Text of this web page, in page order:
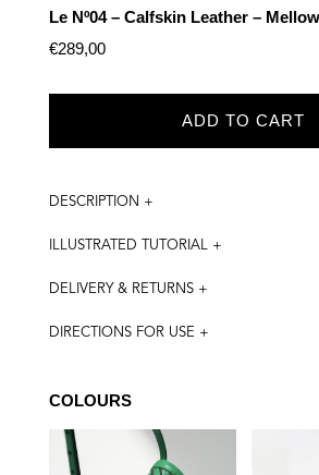
Le Nº04 – Calfskin Leather –
€289,00
ADD TO CART
DESCRIPTION +
ILLUSTRATED TUTORIAL +
DELIVERY & RETURNS +
DIRECTIONS FOR USE +
COLOURS